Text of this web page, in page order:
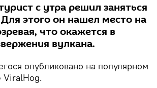
с утра решил заняться
этого он нашел место на
что окажется в
вулкана.
опубликовано на популярном
ViralHog.